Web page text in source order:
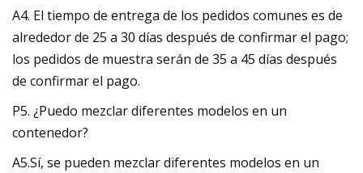
A4. El tiempo de entrega de los pedidos comunes es de
alrededor de 25 a 30 días después de confirmar el pago;
los pedidos de muestra serán de 35 a 45 días después
de confirmar el pago.
P5. ¿Puedo mezclar diferentes modelos en un
contenedor?
A5.Sí, se pueden mezclar diferentes modelos en un